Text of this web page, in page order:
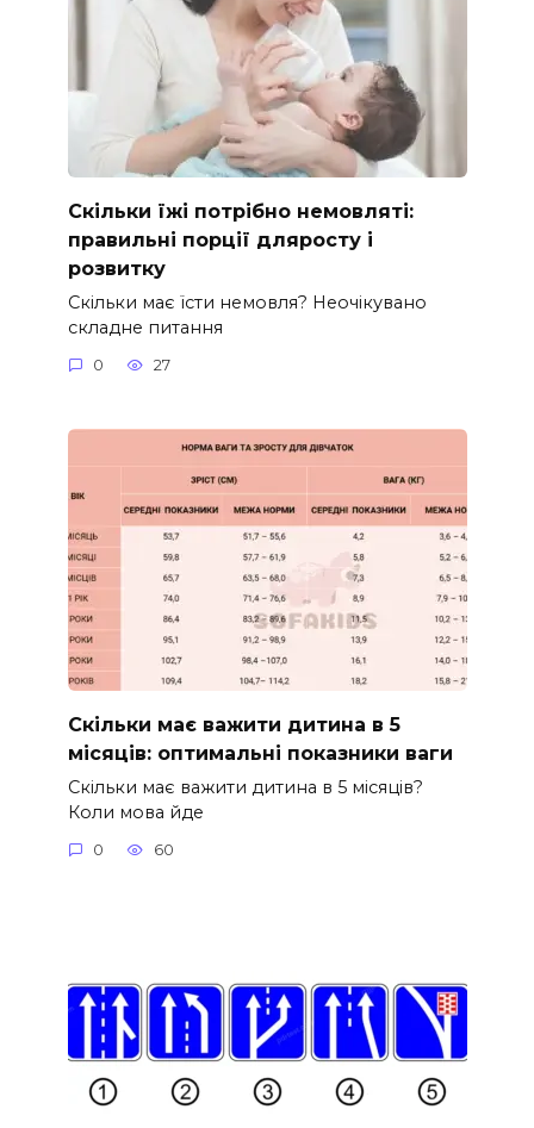
Скільки їжі потрібно немовляті:
правильні порції дляросту і
розвитку
Скільки має їсти немовля? Неочікувано
складне питання
0 27
Скільки має важити дитина в 5
місяців: оптимальні показники ваги
Скільки має важити дитина в 5 місяців?
Коли мова йде
0 60